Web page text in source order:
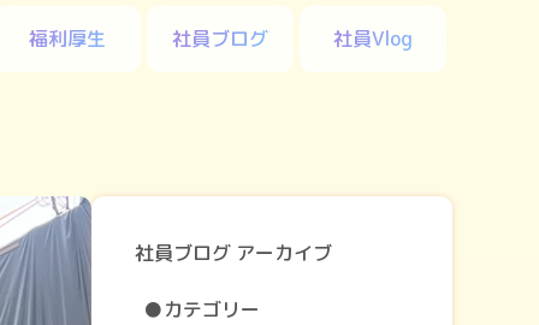
福利厚生 社員ブログ 社員Vlog
社員ブログ アーカイブ
●カテゴリー